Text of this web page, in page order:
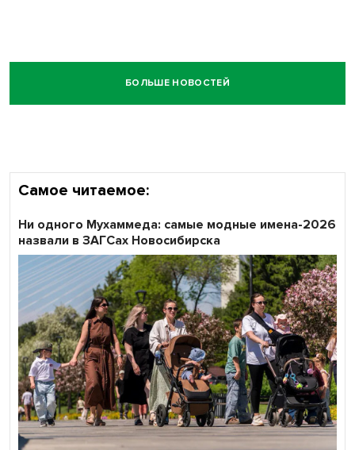
БОЛЬШЕ НОВОСТЕЙ
Самое читаемое:
Ни одного Мухаммеда: самые модные имена-2026
назвали в ЗАГСах Новосибирска